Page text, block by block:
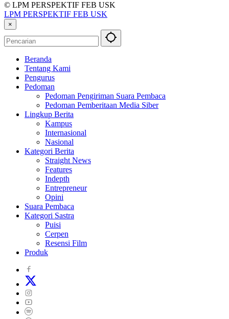
© LPM PERSPEKTIF FEB USK
LPM PERSPEKTIF FEB USK
×
Beranda
Tentang Kami
Pengurus
Pedoman
Pedoman Pengiriman Suara Pembaca
Pedoman Pemberitaan Media Siber
Lingkup Berita
Kampus
Internasional
Nasional
Kategori Berita
Straight News
Features
Indepth
Entrepreneur
Opini
Suara Pembaca
Kategori Sastra
Puisi
Cerpen
Resensi Film
Produk